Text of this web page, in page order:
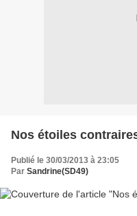
Nos étoiles
Publié le 30/03/2013 à 23:05
Par Sandrine(SD49)